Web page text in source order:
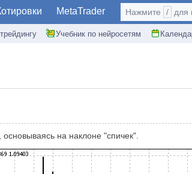
MetaTrader
Учебник по нейросетям
Нажмите / для
на наклоне "спичек".